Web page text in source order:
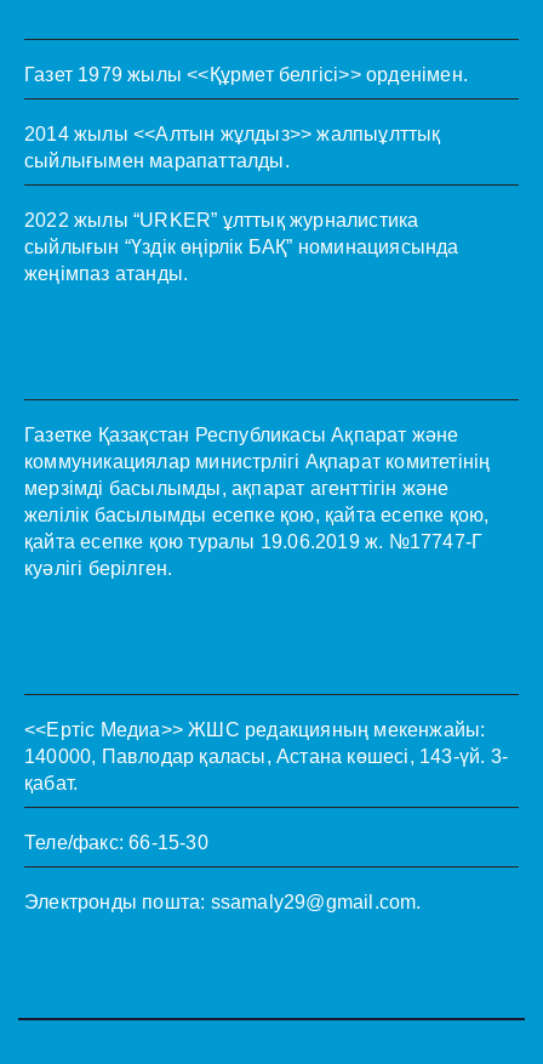
Газет 1979 жылы <<Құрмет белгісі>> орденімен.
2014 жылы <<Алтын жұлдыз>> жалпыұлттық
сыйлығымен марапатталды.
2022 жылы “URKER” ұлттық журналистика
сыйлығын “Үздік өңірлік БАҚ” номинациясында
жеңімпаз атанды.
Газетке Қазақстан Республикасы Ақпарат және
коммуникациялар министрлігі Ақпарат комитетінің
мерзімді басылымды, ақпарат агенттігін және
желілік басылымды есепке қою, қайта есепке қою,
қайта есепке қою туралы 19.06.2019 ж. №17747-Г
куәлігі берілген.
<<Ертіс Медиа>> ЖШС редакцияның мекенжайы:
140000, Павлодар қаласы, Астана көшесі, 143-үй. 3-
қабат.
Теле/факс: 66-15-30
Электронды пошта: ssamaly29@gmail.com.